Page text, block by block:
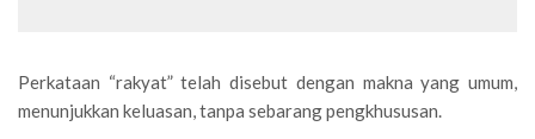
Perkataan “rakyat” telah disebut dengan makna yang umum,
menunjukkan keluasan, tanpa sebarang pengkhususan.